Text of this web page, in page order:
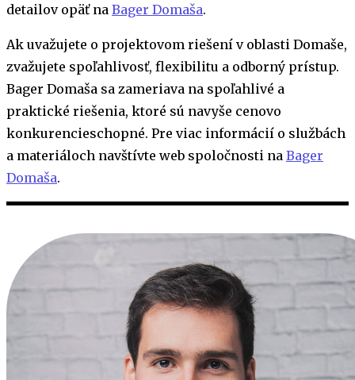
detailov opäť na Bager Domaša.
Ak uvažujete o projektovom riešení v oblasti Domaše,
zvažujete spoľahlivosť, flexibilitu a odborný prístup.
Bager Domaša sa zameriava na spoľahlivé a
praktické riešenia, ktoré sú navyše cenovo
konkurencieschopné. Pre viac informácií o službách
a materiáloch navštívte web spoločnosti na Bager
Domaša.